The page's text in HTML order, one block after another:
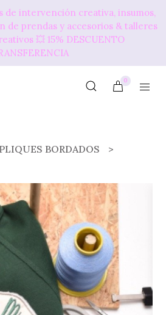
de intervención creativa, insumos,
de prendas y accesorios & talleres
💥​ 15% DESCUENTO
0
BORDADOS